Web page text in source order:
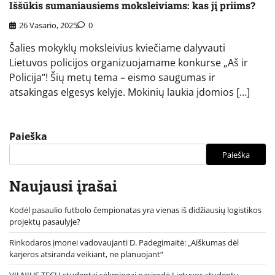
Iššūkis sumaniausiems moksleiviams: kas jį priims?
26 Vasario, 2025 0
Šalies mokyklų moksleivius kviečiame dalyvauti
Lietuvos policijos organizuojamame konkurse „Aš ir
Policija“! Šių metų tema – eismo saugumas ir
atsakingas elgesys kelyje. Mokinių laukia įdomios […]
Paieška
Paieška
Naujausi įrašai
Kodėl pasaulio futbolo čempionatas yra vienas iš didžiausių logistikos
projektų pasaulyje?
Rinkodaros įmonei vadovaujanti D. Padegimaitė: „Aiškumas dėl
karjeros atsiranda veikiant, ne planuojant“